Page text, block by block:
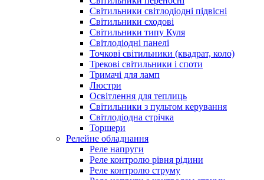
Світильники світлодіодні підвісні
Світильники сходові
Світильники типу Куля
Світлодіодні панелі
Точкові світильники (квадрат, коло)
Трекові світильники і споти
Тримачі для ламп
Люстри
Освітлення для теплиць
Світильники з пультом керування
Світлодіодна стрічка
Торшери
Релейне обладнання
Реле напруги
Реле контролю рівня рідини
Реле контролю струму